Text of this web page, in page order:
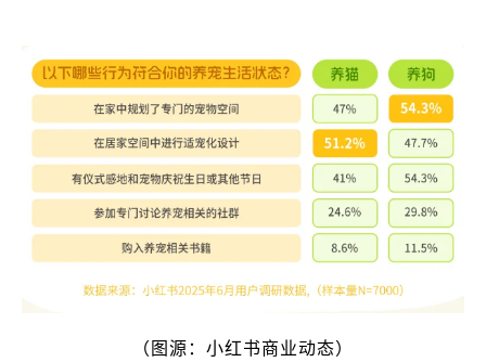
（图源：小红书商业动态）